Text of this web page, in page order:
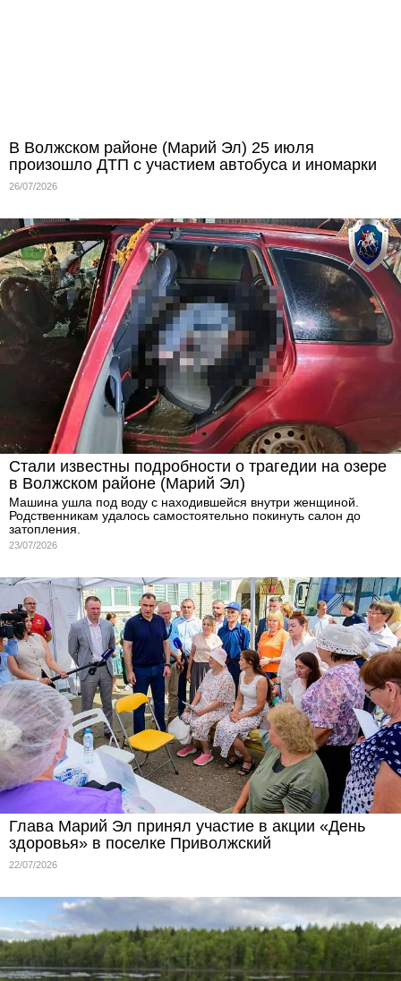
В Волжском районе (Марий Эл) 25 июля
произошло ДТП с участием автобуса и иномарки
26/07/2026
Стали известны подробности о трагедии на озере
в Волжском районе (Марий Эл)
Машина ушла под воду с находившейся внутри женщиной.
Родственникам удалось самостоятельно покинуть салон до
затопления.
23/07/2026
Глава Марий Эл принял участие в акции «День
здоровья» в поселке Приволжский
22/07/2026